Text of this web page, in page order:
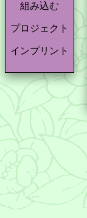
組み込む
プロジェクト
インプリント